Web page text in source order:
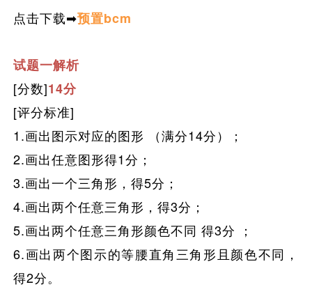
点击下载➡预置bcm
试题一解析
[分数]14分
[评分标准]
1.画出图示对应的图形 （满分14分）；
2.画出任意图形得1分；
3.画出一个三角形，得5分；
4.画出两个任意三角形，得3分；
5.画出两个任意三角形颜色不同 得3分 ；
6.画出两个图示的等腰直角三角形且颜色不同，
得2分。